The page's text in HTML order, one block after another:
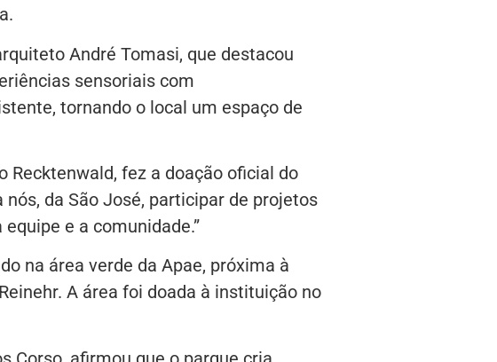
André Tomasi, que destacou
sensoriais com
tornando o local um espaço de
Recktenwald, fez a doação oficial do
da São José, participar de projetos
e a comunidade.”
na área verde da Apae, próxima à
A área foi doada à instituição no